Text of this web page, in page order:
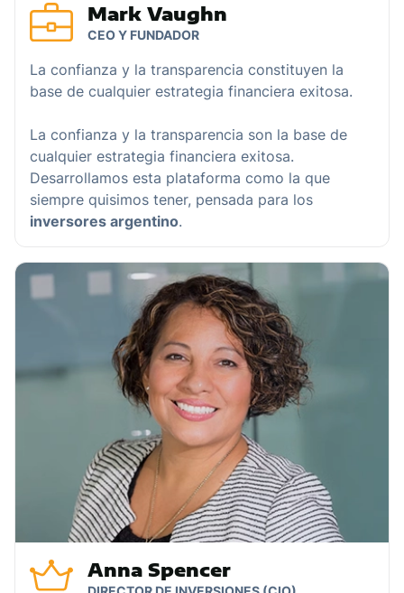
Mark Vaughn
CEO Y FUNDADOR
La confianza y la transparencia constituyen la
base de cualquier estrategia financiera exitosa.
La confianza y la transparencia son la base de
cualquier estrategia financiera exitosa.
Desarrollamos esta plataforma como la que
siempre quisimos tener, pensada para los
inversores argentino.
Anna Spencer